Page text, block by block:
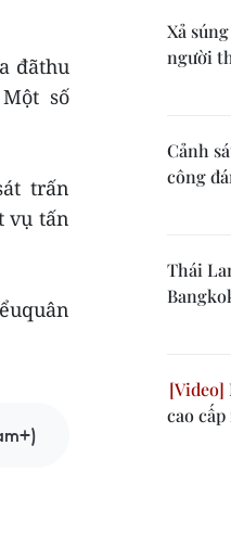
đãthu
số
trấn
vụ tấn
Xả
người
Cảnh
công
Thái
cao